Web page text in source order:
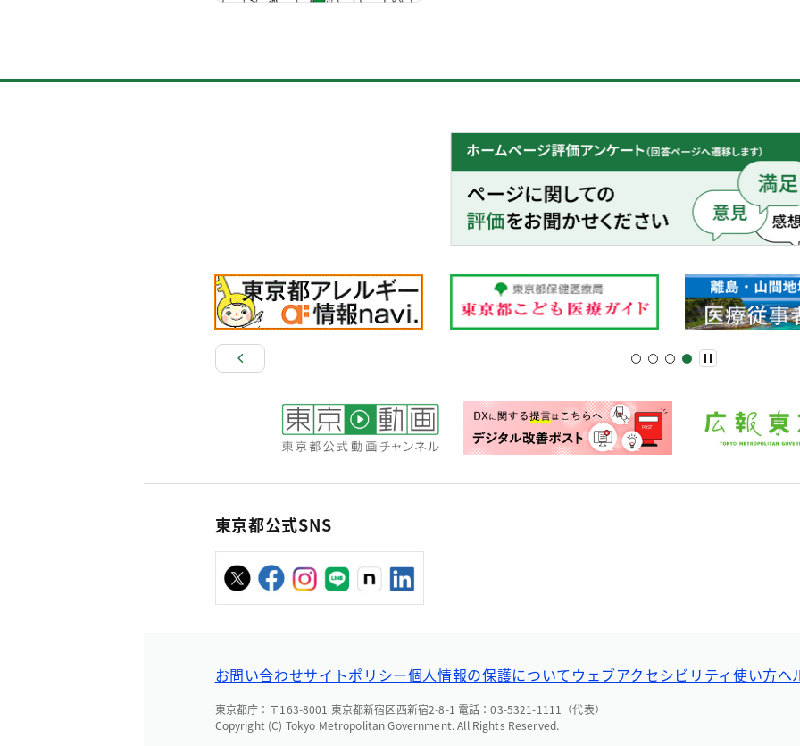
東京都公式SNS
お問い合わせサイトポリシー個人情報の保護についてウェブアクセシビリティ使い方ヘ
東京都庁：〒163-8001 東京都新宿区西新宿2-8-1 電話：03-5321-1111（代表）
Copyright (C) Tokyo Metropolitan Government. All Rights Reserved.